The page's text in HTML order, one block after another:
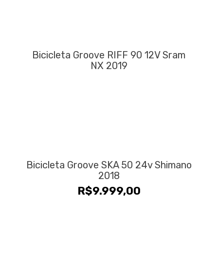
Bicicleta Groove RIFF 90 12V Sram
NX 2019
Bicicleta Groove SKA 50 24v Shimano
2018
R$9.999,00